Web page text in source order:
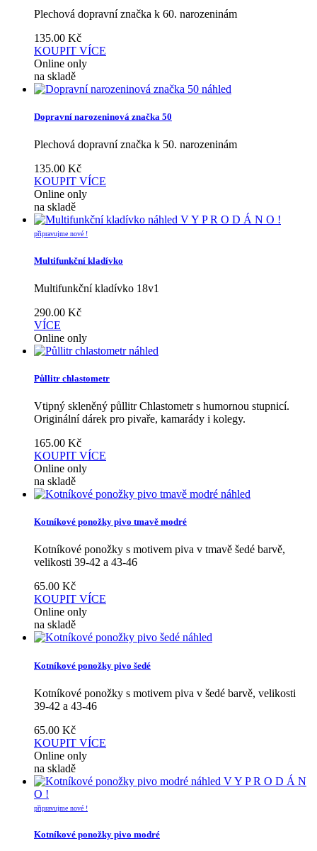
Plechová dopravní značka k 60. narozeninám
135.00 Kč
KOUPIT VÍCE
Online only
na skladě
náhled
Dopravní narozeninová značka 50
Plechová dopravní značka k 50. narozeninám
135.00 Kč
KOUPIT VÍCE
Online only
na skladě
náhled V Y P R O D Á N O !
připravujme nové !
Multifunkční kladívko
Multifunkční kladívko 18v1
290.00 Kč
VÍCE
Online only
náhled
Půllitr chlastometr
Vtipný skleněný půllitr Chlastometr s humornou stupnicí.
Originální dárek pro pivaře, kamarády i kolegy.
165.00 Kč
KOUPIT VÍCE
Online only
na skladě
náhled
Kotníkové ponožky pivo tmavě modré
Kotníkové ponožky s motivem piva v tmavě šedé barvě,
velikosti 39-42 a 43-46
65.00 Kč
KOUPIT VÍCE
Online only
na skladě
náhled
Kotníkové ponožky pivo šedé
Kotníkové ponožky s motivem piva v šedé barvě, velikosti
39-42 a 43-46
65.00 Kč
KOUPIT VÍCE
Online only
na skladě
náhled V Y P R O D Á N
O !
připravujme nové !
Kotníkové ponožky pivo modré